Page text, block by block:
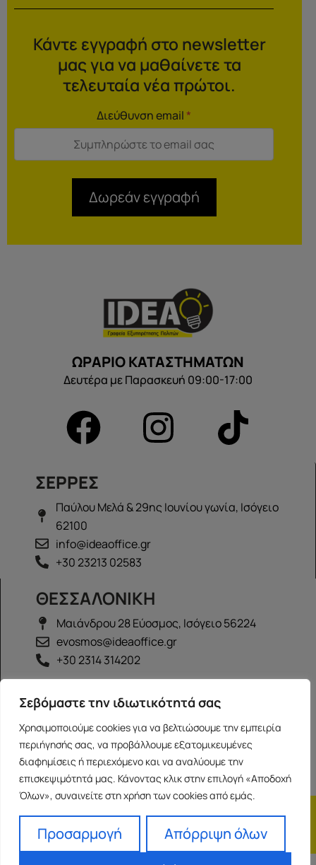
Σεβόμαστε την ιδιωτικότητά σας
Χρησιμοποιούμε cookies για να βελτιώσουμε την εμπειρία
περιήγησής σας, να προβάλλουμε εξατομικευμένες
διαφημίσεις ή περιεχόμενο και να αναλύουμε την
επισκεψιμότητά μας. Κάνοντας κλικ στην επιλογή «Αποδοχή
Όλων», συναινείτε στη χρήση των cookies από εμάς.
Προσαρμογή
Απόρριψη όλων
Κάντε εγγραφή στο newsletter
μας για να μαθαίνετε τα
τελευταία νέα πρώτοι.
Διεύθυνση email*
Δωρεάν εγγραφή
ΩΡΑΡΙΟ ΚΑΤΑΣΤΗΜΑΤΩΝ
Δευτέρα με Παρασκευή 09:00-17:00
ΣΕΡΡΕΣ
Παύλου Μελά & 29ης Ιουνίου γωνία, Ισόγειο
62100
info@ideaoffice.gr
+30 23213 02583
ΘΕΣΣΑΛΟΝΙΚΗ
Μαιάνδρου 28 Εύοσμος, Ισόγειο 56224
evosmos@ideaoffice.gr
+30 2314 314202
ΙΩΑΝΝΙΝΑ
Γεώργιου Καραϊσκάκη 38, Ισόγειο 45444
ioannina@ideaoffice.gr
+30 26516 08616
Franchise
Όροι Χρήσης